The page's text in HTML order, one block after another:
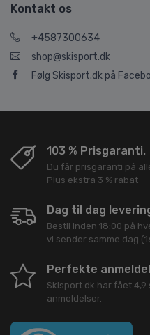
Kontakt os
+4587300634
shop@skisport.dk
Følg Skisport.dk på
103 % Prisgaranti.
Du får prisgaranti på
Plus ekstra 3 % rabat
Dag til dag
Bestil inden 18:00 på
vi sender samme dag
Perfekte
Skisport.dk har fået 4,9
anmeldelser.